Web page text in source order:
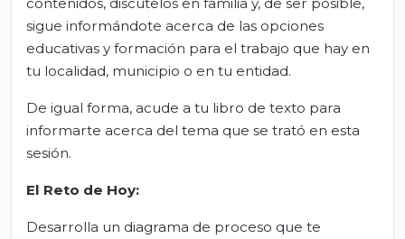
sigue informándote acerca de las opciones
educativas y formación para el trabajo que hay en
tu localidad, municipio o en tu entidad.
De igual forma, acude a tu libro de texto para
informarte acerca del tema que se trató en esta
sesión.
El Reto de Hoy:
Desarrolla un diagrama de proceso que te